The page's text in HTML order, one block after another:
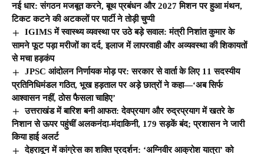
नई धार: संगठन मजबूत करने, बूथ प्रबंधन और 2027 मिशन पर हुआ मंथन,
टिकट कटने की अटकलों पर पार्टी ने तोड़ी चुप्पी
IGIMS में स्वास्थ्य व्यवस्था पर उठे बड़े सवाल: मंत्री निशांत कुमार के
सामने फूट पड़ा मरीजों का दर्द, इलाज में लापरवाही और अव्यवस्था की शिकायतों
से मचा हड़कंप
JPSC आंदोलन निर्णायक मोड़ पर: सरकार से वार्ता के लिए 11 सदस्यीय
प्रतिनिधिमंडल गठित, भूख हड़ताल पर अड़े छात्रों ने कहा—‘अब सिर्फ
आश्वासन नहीं, ठोस फैसला चाहिए’
उत्तराखंड में बारिश बनी आफत: देवप्रयाग और रुद्रप्रयाग में खतरे के
निशान से ऊपर पहुंचीं अलकनंदा-मंदाकिनी, 179 सड़कें बंद; प्रशासन ने जारी
किया हाई अलर्ट
देहरादून में कांग्रेस का शक्ति प्रदर्शन: ‘अग्निवीर आक्रोश यात्रा’ को